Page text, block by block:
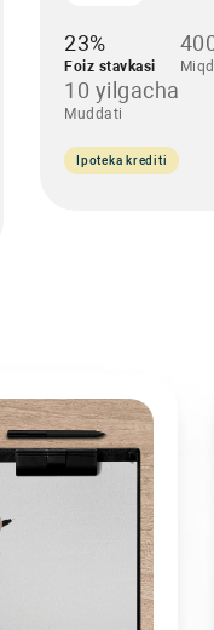
23%
Foiz stavkasi
10 yilgacha
Muddati
Ipoteka krediti